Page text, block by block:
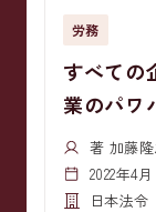
労務
すべて
業のパワ
著 加藤隆
2022年4月
日本法令